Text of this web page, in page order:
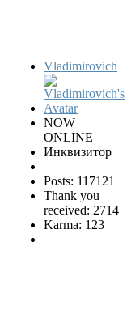
Vladimirovich
NOW
ONLINE
Инквизитор
Posts: 117121
Thank you
received: 2714
Karma: 123